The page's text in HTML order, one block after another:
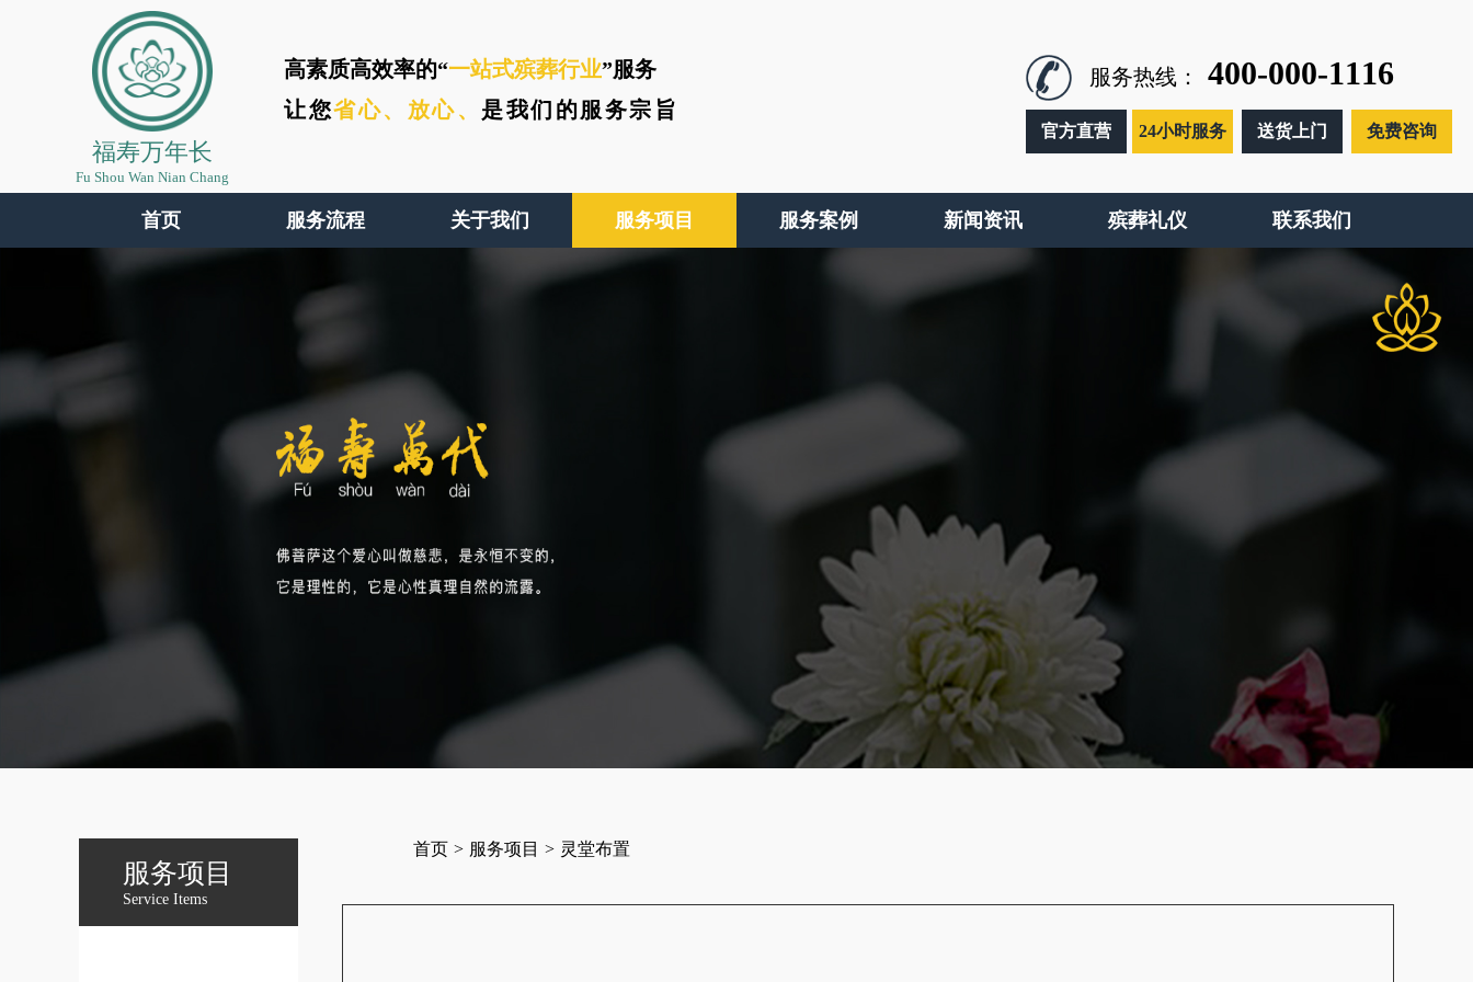
福寿万年长
Fu Shou Wan Nian Chang
高素质高效率的“一站式殡葬行业”服务
让您省心、 放心、 是我们的服务宗旨
服务热线： 400-000-1116
官方直营 24小时服务 送货上门 免费咨询
首页 服务流程 关于我们 服务项目 服务案例 新闻资讯 殡葬礼仪 联系我们
服务项目
Service Items
首页 > 服务项目 > 灵堂布置